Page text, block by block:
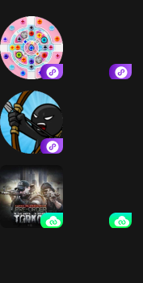
求生日记
疯狂玩螺丝
产